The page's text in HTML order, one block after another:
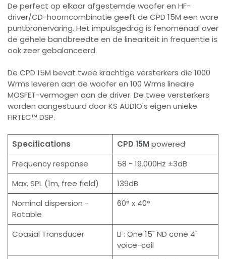
De perfect op elkaar afgestemde woofer en HF-
driver/CD-hoorncombinatie geeft de CPD 15M een ware
puntbronervaring. Het impulsgedrag is fenomenaal over
de gehele bandbreedte en de lineariteit in frequentie is
ook zeer gebalanceerd.
De CPD 15M bevat twee krachtige versterkers die 1000
Wrms leveren aan de woofer en 100 Wrms lineaire
MOSFET-vermogen aan de driver. De twee versterkers
worden aangestuurd door KS AUDIO's eigen unieke
FIRTEC™ DSP.
Specifications CPD 15Mpowered
Frequency response
58 - 19.000Hz ±3dB
Max. SPL (1m, free field)
139dB
Nominal dispersion -
Rotable
60° x 40°
Coaxial Transducer
LF: One 15" ND cone 4"
voice-coil